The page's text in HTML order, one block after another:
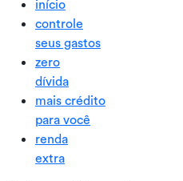
início
controle
seus gastos
zero
dívida
mais crédito
para você
renda
extra